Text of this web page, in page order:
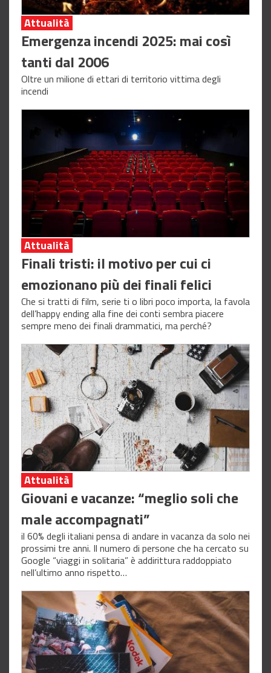
Attualità
Emergenza incendi 2025: mai così
tanti dal 2006
Oltre un milione di ettari di territorio vittima degli
incendi
Attualità
Finali tristi: il motivo per cui ci
emozionano più dei finali felici
Che si tratti di film, serie ti o libri poco importa, la favola
dell’happy ending alla fine dei conti sembra piacere
sempre meno dei finali drammatici, ma perché?
Attualità
Giovani e vacanze: “meglio soli che
male accompagnati”
il 60% degli italiani pensa di andare in vacanza da solo nei
prossimi tre anni. Il numero di persone che ha cercato su
Google “viaggi in solitaria” è addirittura raddoppiato
nell’ultimo anno rispetto…